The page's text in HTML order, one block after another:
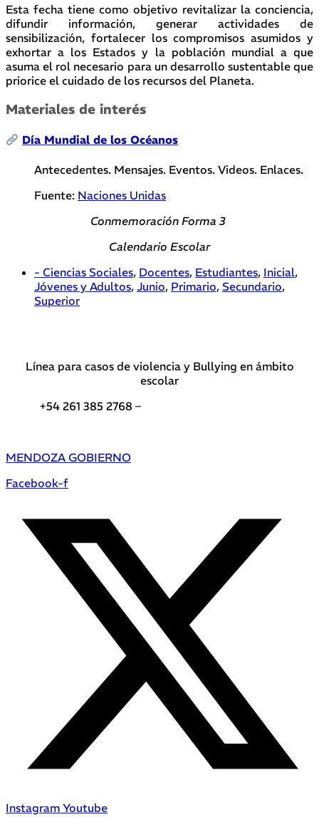
Esta fecha tiene como objetivo revitalizar la conciencia,
difundir información, generar actividades de
sensibilización, fortalecer los compromisos asumidos y
exhortar a los Estados y la población mundial a que
asuma el rol necesario para un desarrollo sustentable que
priorice el cuidado de los recursos del Planeta.
Materiales de interés
Día Mundial de los Océanos
Antecedentes. Mensajes. Eventos. Videos. Enlaces.
Fuente: Naciones Unidas
Conmemoración Forma 3
Calendario Escolar
- Ciencias Sociales, Docentes, Estudiantes, Inicial,
Jóvenes y Adultos, Junio, Primario, Secundario,
Superior
Línea para casos de violencia y Bullying en ámbito
escolar
+54 261 385 2768 –
MENDOZA GOBIERNO
Facebook-f
Instagram Youtube